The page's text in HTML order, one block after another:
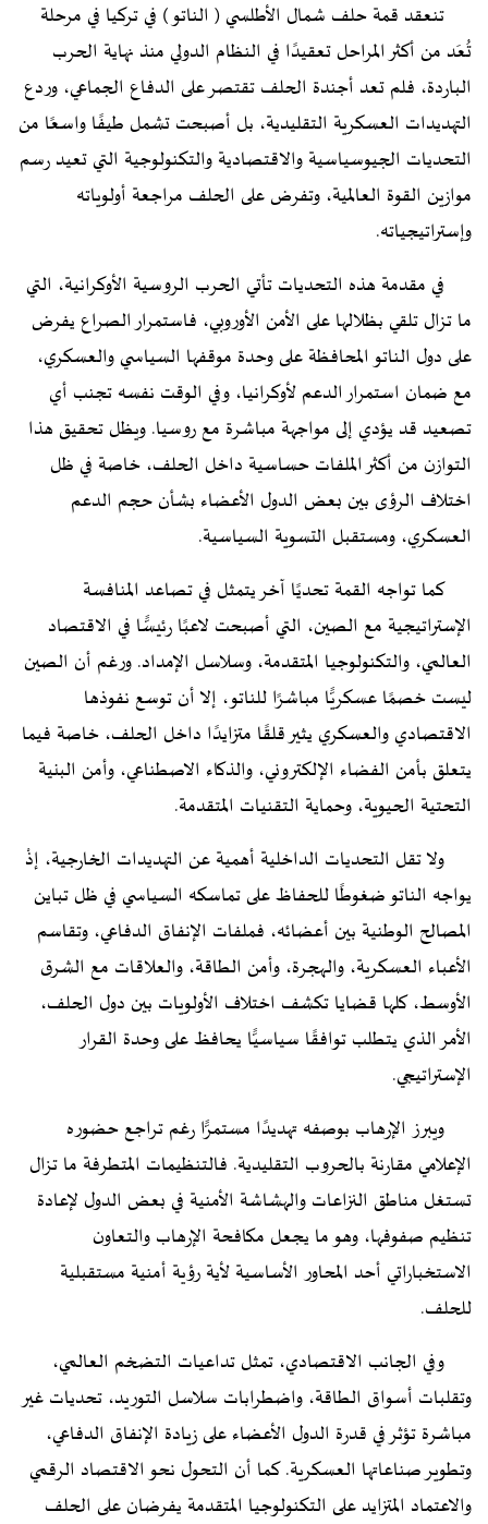
تنعقد قمة حلف شمال الأطلسي ( الناتو ) في تركيا في مرحلة
تُعَد من أكثر المراحل تعقيدًا في النظام الدولي منذ نهاية الحرب
الباردة، فلم تعد أجندة الحلف تقتصر على الدفاع الجماعي، وردع
التهديدات العسكرية التقليدية، بل أصبحت تشمل طيفًا واسعًا من
التحديات الجيوسياسية والاقتصادية والتكنولوجية التي تعيد رسم
موازين القوة العالمية، وتفرض على الحلف مراجعة أولوياته
وإستراتيجياته.
في مقدمة هذه التحديات تأتي الحرب الروسية الأوكرانية، التي
ما تزال تلقي بظلالها على الأمن الأوروبي، فاستمرار الصراع يفرض
على دول الناتو المحافظة على وحدة موقفها السياسي والعسكري،
مع ضمان استمرار الدعم لأوكرانيا، وفي الوقت نفسه تجنب أي
تصعيد قد يؤدي إلى مواجهة مباشرة مع روسيا. ويظل تحقيق هذا
التوازن من أكثر الملفات حساسية داخل الحلف، خاصة في ظل
اختلاف الرؤى بين بعض الدول الأعضاء بشأن حجم الدعم
العسكري، ومستقبل التسوية السياسية.
كما تواجه القمة تحديًا آخر يتمثل في تصاعد المنافسة
الإستراتيجية مع الصين، التي أصبحت لاعبًا رئيسًّا في الاقتصاد
العالمي، والتكنولوجيا المتقدمة، وسلاسل الإمداد. ورغم أن الصين
ليست خصمًا عسكريًّا مباشرًا للناتو، إلا أن توسع نفوذها
الاقتصادي والعسكري يثير قلقًا متزايدًا داخل الحلف، خاصة فيما
يتعلق بأمن الفضاء الإلكتروني، والذكاء الاصطناعي، وأمن البنية
التحتية الحيوية، وحماية التقنيات المتقدمة.
ولا تقل التحديات الداخلية أهمية عن التهديدات الخارجية، إذْ
يواجه الناتو ضغوطًا للحفاظ على تماسكه السياسي في ظل تباين
المصالح الوطنية بين أعضائه، فملفات الإنفاق الدفاعي، وتقاسم
الأعباء العسكرية، والهجرة، وأمن الطاقة، والعلاقات مع الشرق
الأوسط، كلها قضايا تكشف اختلاف الأولويات بين دول الحلف،
الأمر الذي يتطلب توافقًا سياسيًّا يحافظ على وحدة القرار
الإستراتيجي.
ويبرز الإرهاب بوصفه تهديدًا مستمرًّا رغم تراجع حضوره
الإعلامي مقارنة بالحروب التقليدية. فالتنظيمات المتطرفة ما تزال
تستغل مناطق النزاعات والهشاشة الأمنية في بعض الدول لإعادة
تنظيم صفوفها، وهو ما يجعل مكافحة الإرهاب والتعاون
الاستخباراتي أحد المحاور الأساسية لأية رؤية أمنية مستقبلية
للحلف.
وفي الجانب الاقتصادي، تمثل تداعيات التضخم العالمي،
وتقلبات أسواق الطاقة، واضطرابات سلاسل التوريد، تحديات غير
مباشرة تؤثر في قدرة الدول الأعضاء على زيادة الإنفاق الدفاعي،
وتطوير صناعاتها العسكرية. كما أن التحول نحو الاقتصاد الرقمي
والاعتماد المتزايد على التكنولوجيا المتقدمة يفرضان على الحلف